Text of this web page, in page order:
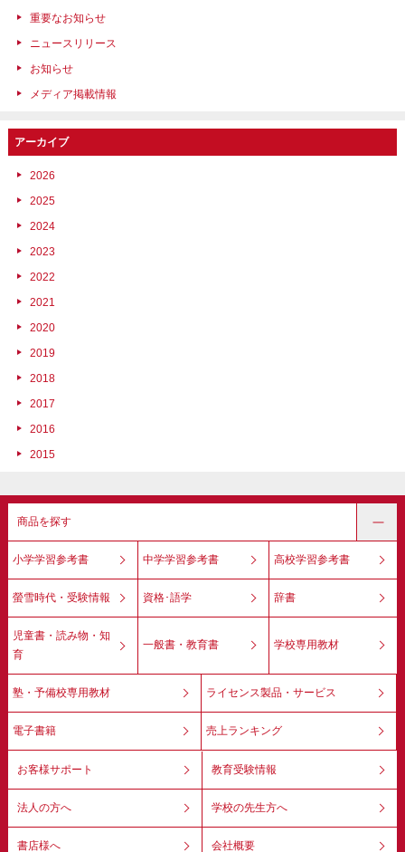
重要なお知らせ
ニュースリリース
お知らせ
メディア掲載情報
アーカイブ
2026
2025
2024
2023
2022
2021
2020
2019
2018
2017
2016
2015
商品を探す
小学学習参考書 中学学習参考書 高校学習参考書
螢雪時代・受験情報 資格･語学 辞書
児童書・読み物・知
育
一般書・教育書 学校専用教材
塾・予備校専用教材 ライセンス製品・サービス
電子書籍 売上ランキング
お客様サポート 教育受験情報
法人の方へ 学校の先生方へ
書店様へ 会社概要